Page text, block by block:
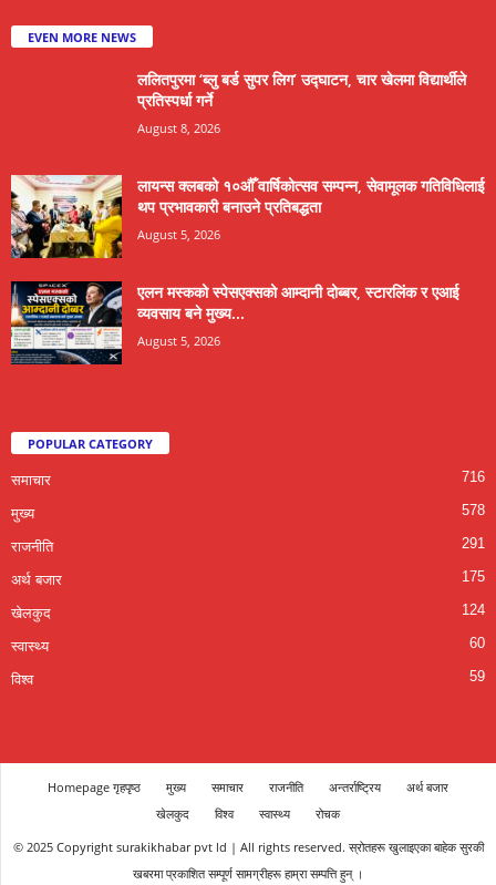
EVEN MORE NEWS
ललितपुरमा ‘ब्लु बर्ड सुपर लिग’ उद्घाटन, चार खेलमा विद्यार्थीले
प्रतिस्पर्धा गर्ने
August 8, 2026
लायन्स क्लबको १०औँ वार्षिकोत्सव सम्पन्न, सेवामूलक गतिविधिलाई
थप प्रभावकारी बनाउने प्रतिबद्धता
August 5, 2026
एलन मस्कको स्पेसएक्सको आम्दानी दोब्बर, स्टारलिंक र एआई
व्यवसाय बने मुख्य...
August 5, 2026
POPULAR CATEGORY
समाचार 716
मुख्य 578
राजनीति 291
अर्थ बजार 175
खेलकुद 124
स्वास्थ्य 60
विश्व 59
Homepage गृहपृष्ठ मुख्य समाचार राजनीति अन्तर्राष्ट्रिय
अर्थ बजार
खेलकुद
विश्व स्वास्थ्य
रोचक
© 2025 Copyright surakikhabar pvt ld | All rights reserved. स्रोतहरू खुलाइएका बाहेक सुरकी
खबरमा प्रकाशित सम्पूर्ण सामग्रीहरू हाम्रा सम्पत्ति हुन् ।